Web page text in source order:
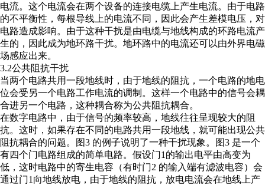
电流。这个电流会在两个设备的连接电缆上产生电流。由于电路
的不平衡性，每根导线上的电流不同，因此会产生差模电压，对
电路造成影响。由于这种干扰是由电缆与地线构成的环路电流产
生的，因此成为地环路干扰。地环路中的电流还可以由外界电磁
场感应出来。
3.2公共阻抗干扰
当两个电路共用一段地线时，由于地线的阻抗，一个电路的地电
位会受另一个电路工作电流的调制。这样一个电路中的信号会耦
合进另一个电路，这种耦合称为公共阻抗耦合。
在数字电路中，由于信号的频率较高，地线往往呈现较大的阻
抗。这时，如果存在不同的电路共用一段地线，就可能出现公共
阻抗耦合的问题。图3 的例子说明了一种干扰现象。图3 是一个
有四个门电路组成的简单电路。假设门1的输出电平由高变为
低，这时电路中的寄生电容（有时门2 的输入端有滤波电容）会
通过门1向地线放电，由于地线的阻抗，放电电流会在地线上产